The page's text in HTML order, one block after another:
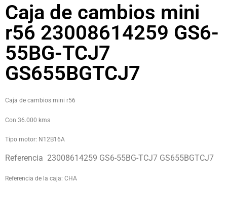
Caja de cambios mini
r56 23008614259 GS6-
55BG-TCJ7
GS655BGTCJ7
Caja de cambios mini r56
Con 36.000 kms
Tipo motor: N12B16A
Referencia 23008614259 GS6-55BG-TCJ7 GS655BGTCJ7
Referencia de la caja: CHA